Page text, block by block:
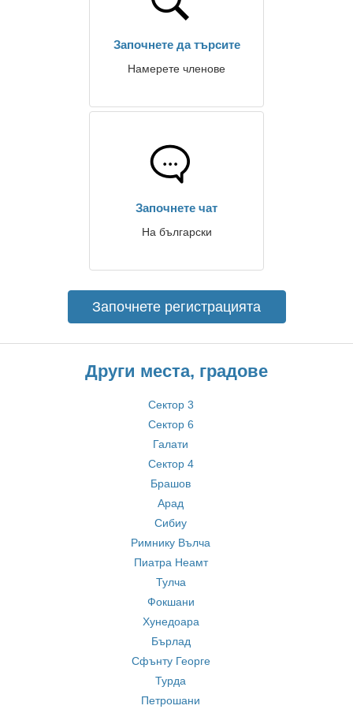
Започнете да търсите
Намерете членове
Започнете чат
На български
Започнете регистрацията
Други места, градове
Сектор 3
Сектор 6
Галати
Сектор 4
Брашов
Арад
Сибиу
Римнику Вълча
Пиатра Неамт
Тулча
Фокшани
Хунедоара
Бърлад
Сфънту Георге
Турда
Петрошани